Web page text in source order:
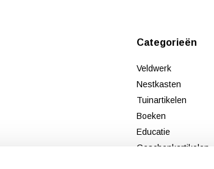
Categorieën
Veldwerk
Nestkasten
Tuinartikelen
Boeken
Educatie
Geschenkartikelen